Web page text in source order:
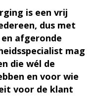
is een vrij
dus met
afgeronde
mag
die wél de
en voor wie
voor de klant